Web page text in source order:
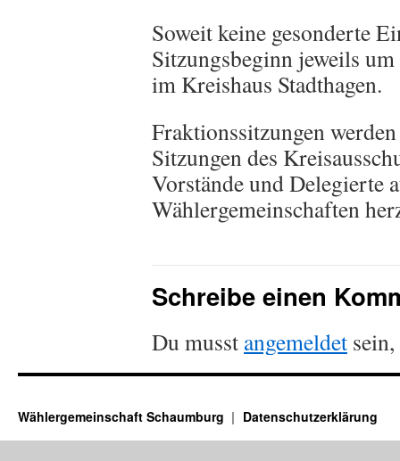
Soweit keine gesonderte
Sitzungsbeginn jeweils
im Kreishaus Stadthagen.
Fraktionssitzungen
Sitzungen des
Vorstände und Delegierte
Wählergemeinschaften
Schreibe einen
Du musst angemeldet
Wählergemeinschaft Schaumburg Datenschutzerklärung